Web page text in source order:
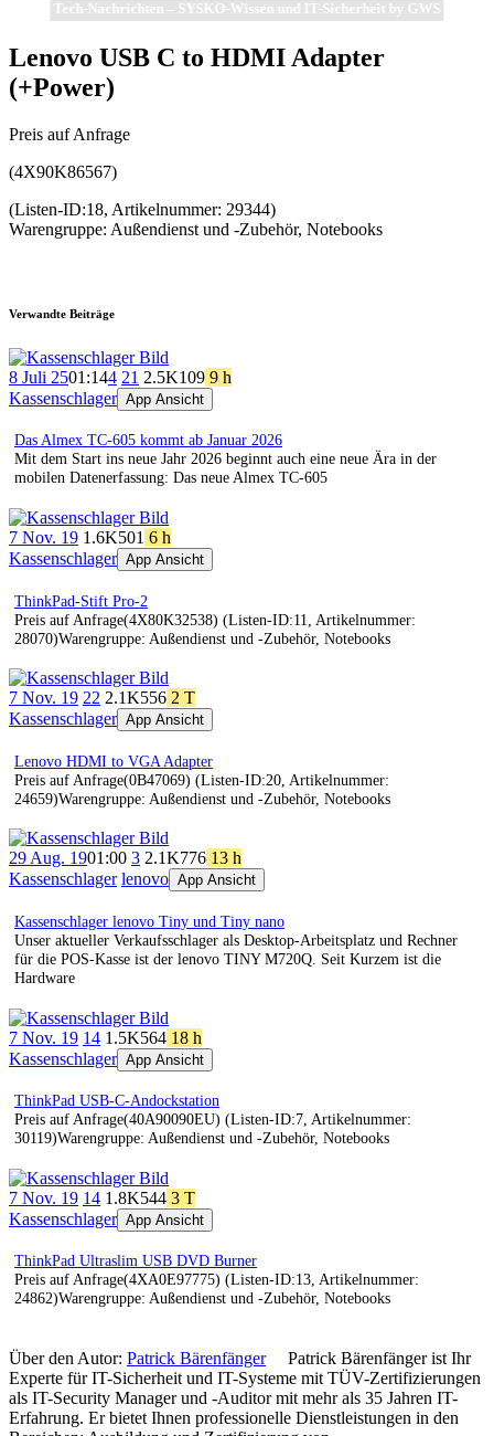
Tech-Nachrichten – SYSKO-Wissen und IT-Sicherheit by GWS
Lenovo USB C to HDMI Adapter
(+Power)
Preis auf Anfrage
(4X90K86567)
(Listen-ID:18, Artikelnummer: 29344)
Warengruppe: Außendienst und -Zubehör, Notebooks
Verwandte Beiträge
8 Juli 2501:144 21 2.5K109 9 h
Kassenschlager App Ansicht
Das Almex TC-605 kommt ab Januar 2026
Mit dem Start ins neue Jahr 2026 beginnt auch eine neue Ära in der
mobilen Datenerfassung: Das neue Almex TC-605
7 Nov. 19 1.6K501 6 h
Kassenschlager App Ansicht
ThinkPad-Stift Pro-2
Preis auf Anfrage(4X80K32538) (Listen-ID:11, Artikelnummer:
28070)Warengruppe: Außendienst und -Zubehör, Notebooks
7 Nov. 19 22 2.1K556 2 T
Kassenschlager App Ansicht
Lenovo HDMI to VGA Adapter
Preis auf Anfrage(0B47069) (Listen-ID:20, Artikelnummer:
24659)Warengruppe: Außendienst und -Zubehör, Notebooks
29 Aug. 1901:00 3 2.1K776 13 h
Kassenschlager lenovo App Ansicht
Kassenschlager lenovo Tiny und Tiny nano
Unser aktueller Verkaufsschlager als Desktop-Arbeitsplatz und Rechner
für die POS-Kasse ist der lenovo TINY M720Q. Seit Kurzem ist die
Hardware
7 Nov. 19 14 1.5K564 18 h
Kassenschlager App Ansicht
ThinkPad USB-C-Andockstation
Preis auf Anfrage(40A90090EU) (Listen-ID:7, Artikelnummer:
30119)Warengruppe: Außendienst und -Zubehör, Notebooks
7 Nov. 19 14 1.8K544 3 T
Kassenschlager App Ansicht
ThinkPad Ultraslim USB DVD Burner
Preis auf Anfrage(4XA0E97775) (Listen-ID:13, Artikelnummer:
24862)Warengruppe: Außendienst und -Zubehör, Notebooks
Über den Autor: Patrick Bärenfänger
Patrick Bärenfänger ist Ihr
Experte für IT-Sicherheit und IT-Systeme mit TÜV-Zertifizierungen
als IT-Security Manager und -Auditor mit mehr als 35 Jahren IT-
Erfahrung. Er bietet Ihnen professionelle Dienstleistungen in den